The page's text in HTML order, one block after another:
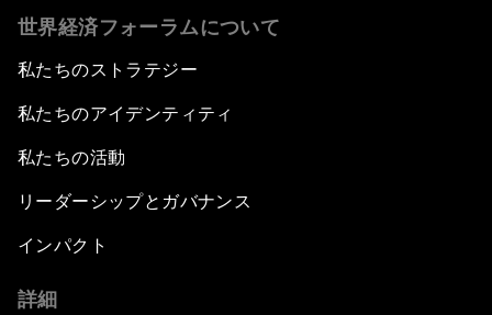
世界経済フォーラムについて
私たちのストラテジー
私たちのアイデンティティ
私たちの活動
リーダーシップとガバナンス
インパクト
詳細